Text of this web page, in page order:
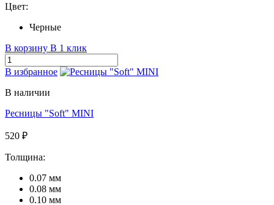
Цвет:
Черные
В корзину В 1 клик
В избранное
В наличии
Ресницы "Soft" MINI
520 ₽
Толщина:
0.07 мм
0.08 мм
0.10 мм